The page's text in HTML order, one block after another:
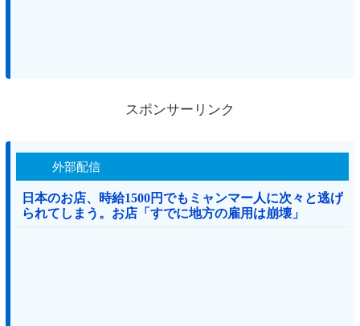
スポンサーリンク
外部配信
日本のお店、時給1500円でもミャンマー人に次々と逃げ
られてしまう。お店「すでに地方の雇用は崩壊」